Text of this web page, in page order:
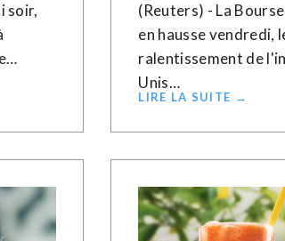
soir,
(Reuters) - La
en hausse vendredi,
ralentissement de
Unis…
LIRE LA SUITE →